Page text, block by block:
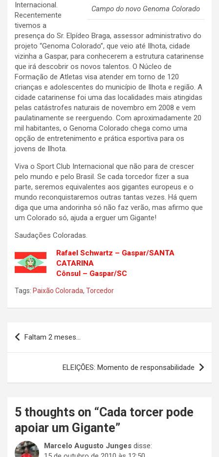
Campo do novo Genoma Colorado
Internacional.
Recentemente
tivemos a
presença do Sr. Elpídeo Braga, assessor administrativo do
projeto “Genoma Colorado”, que veio até Ilhota, cidade
vizinha a Gaspar, para conhecerem a estrutura catarinense
que irá descobrir os novos talentos. O Núcleo de
Formação de Atletas visa atender em torno de 120
crianças e adolescentes do município de Ilhota e região. A
cidade catarinense foi uma das localidades mais atingidas
pelas catástrofes naturais de novembro em 2008 e vem
paulatinamente se reerguendo. Com aproximadamente 20
mil habitantes, o Genoma Colorado chega como uma
opção de entretenimento e prática esportiva para os
jovens de Ilhota.
Viva o Sport Club Internacional que não para de crescer
pelo mundo e pelo Brasil. Se cada torcedor fizer a sua
parte, seremos equivalentes aos gigantes europeus e o
mundo reconquistaremos outras tantas vezes. Há quem
diga que uma andorinha só não faz verão, mas afirmo que
um Colorado só, ajuda a erguer um Gigante!
Saudações Coloradas.
Rafael Schwartz – Gaspar/SANTA
CATARINA
Cônsul – Gaspar/SC
Tags: Paixão Colorada, Torcedor
Navegação
de
Faltam 2 meses…
ELEIÇÕES: Momento de responsabilidade
5 thoughts on “Cada torcer pode
apoiar um Gigante”
Marcelo Augusto Junges disse: